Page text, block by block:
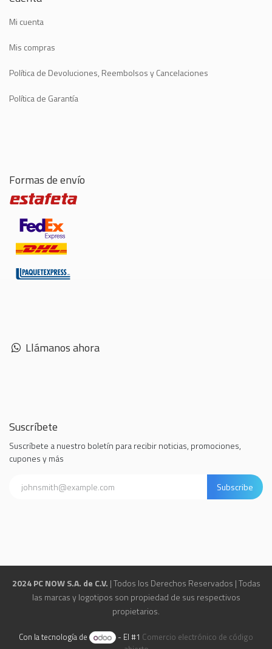
Mi cuenta
Mis compras
Política de Devoluciones, Reembolsos y Cancelaciones
Política de Garantía
Formas de envío
Llámanos ahora
Suscríbete
Suscríbete a nuestro boletín para recibir noticias, promociones,
cupones y más
Subscribe
2024 PC NOW S.A. de C.V. | Todos los Derechos Reservados | Todas
las marcas y logotipos son propiedad de sus respectivos
propietarios.
Con la tecnología de - El #1 Comercio electrónico de código